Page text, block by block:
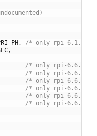
,
/* only rpi-6.1.y */
,
/* only rpi-6.6.y */
/* only rpi-6.6.y */
/* only rpi-6.6.y */
/* only rpi-6.6.y */
/* only rpi-6.6.y */
/* only rpi-6.6.y */